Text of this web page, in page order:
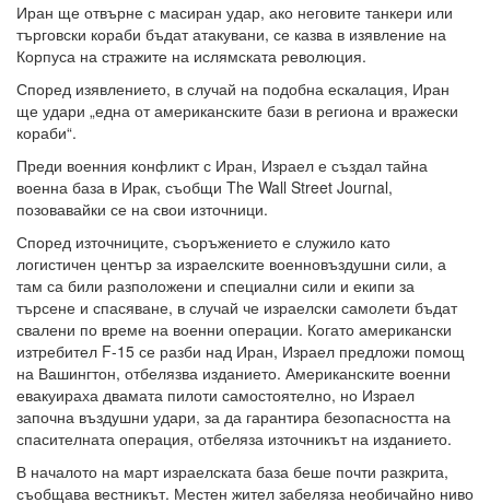
Иран ще отвърне с масиран удар, ако неговите танкери или
търговски кораби бъдат атакувани, се казва в изявление на
Корпуса на стражите на ислямската революция.
Според изявлението, в случай на подобна ескалация, Иран
ще удари „една от американските бази в региона и вражески
кораби“.
Преди военния конфликт с Иран, Израел е създал тайна
военна база в Ирак, съобщи The Wall Street Journal,
позовавайки се на свои източници.
Според източниците, съоръжението е служило като
логистичен център за израелските военновъздушни сили, а
там са били разположени и специални сили и екипи за
търсене и спасяване, в случай че израелски самолети бъдат
свалени по време на военни операции. Когато американски
изтребител F-15 се разби над Иран, Израел предложи помощ
на Вашингтон, отбелязва изданието. Американските военни
евакуираха двамата пилоти самостоятелно, но Израел
започна въздушни удари, за да гарантира безопасността на
спасителната операция, отбеляза източникът на изданието.
В началото на март израелската база беше почти разкрита,
съобщава вестникът. Местен жител забеляза необичайно ниво